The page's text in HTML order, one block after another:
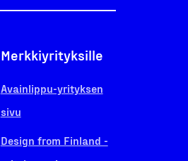
Merkkiyrityksille
Avainlippu-yrityksen
sivu
Design from Finland -